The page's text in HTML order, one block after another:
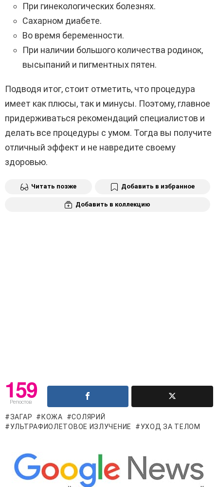
При гинекологических болезнях.
Сахарном диабете.
Во время беременности.
При наличии большого количества родинок,
высыпаний и пигментных пятен.
Подводя итог, стоит отметить, что процедура
имеет как плюсы, так и минусы. Поэтому, главное
придерживаться рекомендаций специалистов и
делать все процедуры с умом. Тогда вы получите
отличный эффект и не навредите своему
здоровью.
Читать позже Добавить в избранное
Добавить в коллекцию
159
Репостов
ЗАГАР КОЖА
СОЛЯРИЙ
УЛЬТРАФИОЛЕТОВОЕ ИЗЛУЧЕНИЕ
УХОД ЗА ТЕЛОМ